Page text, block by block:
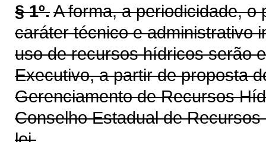
§ 1º.A forma, a periodicidade,
caráter técnico e administrativo
uso de recursos hídricos serão
Executivo, a partir de proposta
Gerenciamento de Recursos
Conselho Estadual de